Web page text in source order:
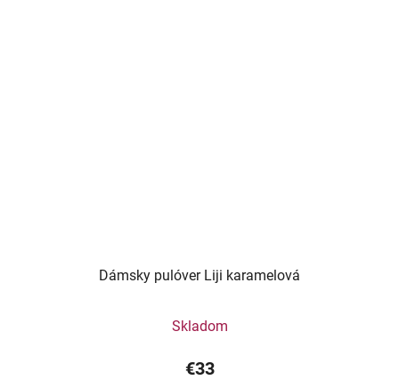
Dámsky pulóver Liji karamelová
Skladom
€33